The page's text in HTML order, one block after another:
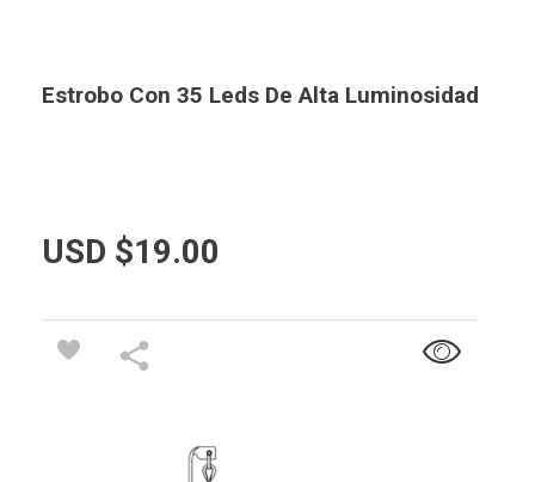
Estrobo Con 35 Leds De Alta Luminosidad
USD $19.00